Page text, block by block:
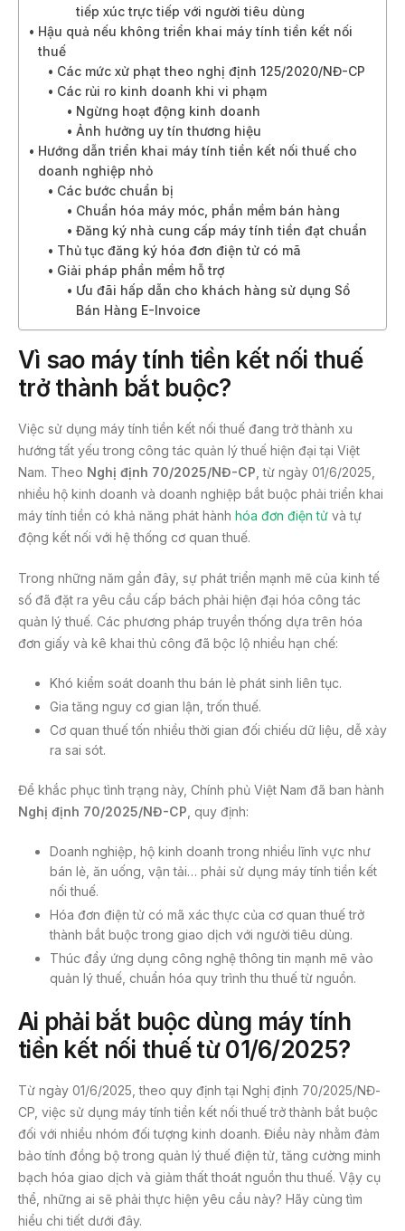
tiếp xúc trực tiếp với người tiêu dùng
Hậu quả nếu không triển khai máy tính tiền kết nối
thuế
Các mức xử phạt theo nghị định 125/2020/NĐ-CP
Các rủi ro kinh doanh khi vi phạm
Ngừng hoạt động kinh doanh
Ảnh hưởng uy tín thương hiệu
Hướng dẫn triển khai máy tính tiền kết nối thuế cho
doanh nghiệp nhỏ
Các bước chuẩn bị
Chuẩn hóa máy móc, phần mềm bán hàng
Đăng ký nhà cung cấp máy tính tiền đạt chuẩn
Thủ tục đăng ký hóa đơn điện tử có mã
Giải pháp phần mềm hỗ trợ
Ưu đãi hấp dẫn cho khách hàng sử dụng Sổ
Bán Hàng E-Invoice
Vì sao máy tính tiền kết nối thuế
trở thành bắt buộc?
Việc sử dụng máy tính tiền kết nối thuế đang trở thành xu
hướng tất yếu trong công tác quản lý thuế hiện đại tại Việt
Nam. Theo Nghị định 70/2025/NĐ-CP , từ ngày 01/6/2025,
nhiều hộ kinh doanh và doanh nghiệp bắt buộc phải triển khai
máy tính tiền có khả năng phát hành hóa đơn điện tử và tự
động kết nối với hệ thống cơ quan thuế.
Trong những năm gần đây, sự phát triển mạnh mẽ của kinh tế
số đã đặt ra yêu cầu cấp bách phải hiện đại hóa công tác
quản lý thuế. Các phương pháp truyền thống dựa trên hóa
đơn giấy và kê khai thủ công đã bộc lộ nhiều hạn chế:
Khó kiểm soát doanh thu bán lẻ phát sinh liên tục.
Gia tăng nguy cơ gian lận, trốn thuế.
Cơ quan thuế tốn nhiều thời gian đối chiếu dữ liệu, dễ xảy
ra sai sót.
Để khắc phục tình trạng này, Chính phủ Việt Nam đã ban hành
Nghị định 70/2025/NĐ-CP , quy định:
Doanh nghiệp, hộ kinh doanh trong nhiều lĩnh vực như
bán lẻ, ăn uống, vận tải… phải sử dụng máy tính tiền kết
nối thuế.
Hóa đơn điện tử có mã xác thực của cơ quan thuế trở
thành bắt buộc trong giao dịch với người tiêu dùng.
Thúc đẩy ứng dụng công nghệ thông tin mạnh mẽ vào
quản lý thuế, chuẩn hóa quy trình thu thuế từ nguồn.
Ai phải bắt buộc dùng máy tính
tiền kết nối thuế từ 01/6/2025?
Từ ngày 01/6/2025, theo quy định tại Nghị định 70/2025/NĐ-
CP, việc sử dụng máy tính tiền kết nối thuế trở thành bắt buộc
đối với nhiều nhóm đối tượng kinh doanh. Điều này nhằm đảm
bảo tính đồng bộ trong quản lý thuế điện tử, tăng cường minh
bạch hóa giao dịch và giảm thất thoát nguồn thu thuế. Vậy cụ
thể, những ai sẽ phải thực hiện yêu cầu này? Hãy cùng tìm
hiểu chi tiết dưới đây.